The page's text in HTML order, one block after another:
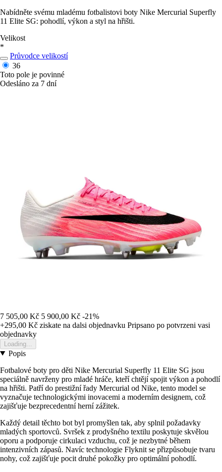
Nabídněte svému mladému fotbalistovi boty Nike Mercurial Superfly
11 Elite SG: pohodlí, výkon a styl na hřišti.
Velikost
*
Průvodce velikostí
36
Toto pole je povinné
Odesláno za 7 dní
7 505,00 Kč 5 900,00 Kč -21%
+295,00 Kč ziskate na dalsi objednavku Pripsano po potvrzeni vasi
objednavky
Loading...
Popis
Fotbalové boty pro děti Nike Mercurial Superfly 11 Elite SG jsou
speciálně navrženy pro mladé hráče, kteří chtějí spojit výkon a pohodlí
na hřišti. Patří do prestižní řady Mercurial od Nike, tento model se
vyznačuje technologickými inovacemi a moderním designem, což
zajišťuje bezprecedentní herní zážitek.
Každý detail těchto bot byl promyšlen tak, aby splnil požadavky
mladých sportovců. Svršek z prodyšného textilu poskytuje skvělou
oporu a podporuje cirkulaci vzduchu, což je nezbytné během
intenzivních zápasů. Navíc technologie Flyknit se přizpůsobuje tvaru
nohy, což zajišťuje pocit druhé pokožky pro optimální pohodlí.